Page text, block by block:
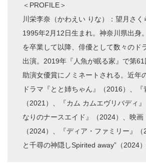
＜PROFILE＞
川栄李奈（かわえい りな）：望月さく
1995年2月12日生まれ。神奈川県出身
を卒業して以降、俳優として数々のド
出演。2019年『人魚が眠る家』で第
助演女優賞にノミネートされる。近年
ドラマ『とと姉ちゃん』（2016）、『
（2021）、『カム カムエヴリバディ
なりのナースエイド』（2024）、映画
（2024）、『ディア・ファミリー』
と千尋の神隠しSpirited away”（2024）